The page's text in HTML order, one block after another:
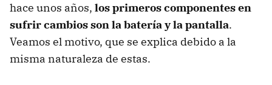
hace unos años, los primeros componentes en
sufrir cambios son la batería y la pantalla.
Veamos el motivo, que se explica debido a la
misma naturaleza de estas.